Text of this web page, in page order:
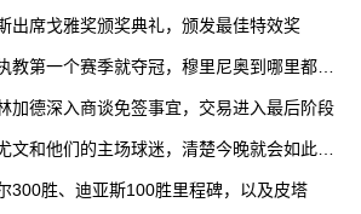
出席戈雅奖颁奖典礼，颁发最佳特效奖
教第一个赛季就夺冠，穆里尼奥到哪里都能
加德深入商谈免签事宜，交易进入最后阶段
文和他们的主场球迷，清楚今晚就会如此艰
300胜、迪亚斯100胜里程碑，以及皮塔